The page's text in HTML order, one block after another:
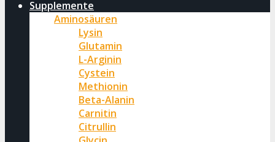
Supplemente
Aminosäuren
Lysin
Glutamin
L-Arginin
Cystein
Methionin
Beta-Alanin
Carnitin
Citrullin